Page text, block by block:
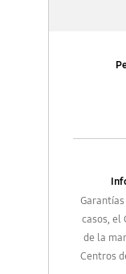
casos, el
de la
Centros